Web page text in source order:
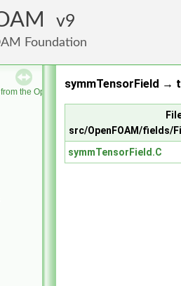
9
Foundation
the OpenFOAM Foundation
symmTensorField →
src/OpenFOAM/fields/
symmTensorField.C